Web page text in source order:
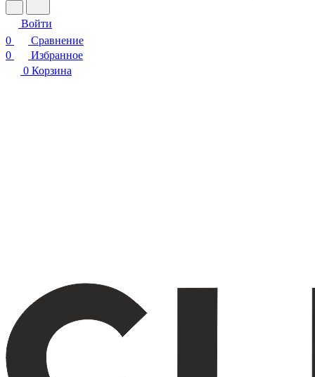
Войти
0
Сравнение
0
Избранное
0 Корзина